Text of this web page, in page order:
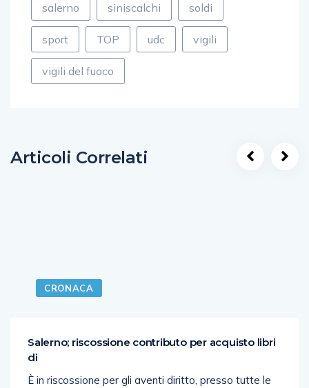
salerno siniscalchi soldi
sport TOP udc vigili
vigili del fuoco
Articoli Correlati
CRONACA
Salerno; riscossione contributo per acquisto libri
di
È in riscossione per gli aventi diritto, presso tutte le